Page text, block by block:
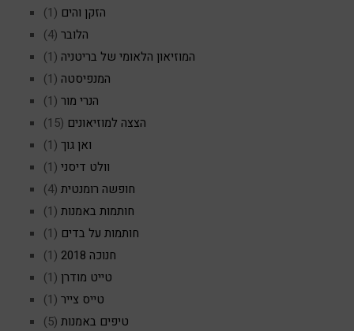
הזקן והים (1)
הלובר (4)
המוזיאון הלאומי של בריטניה (1)
המנפיסטה (1)
הנרי מור (1)
הצצה למוזיאונים (15)
ואן גוך (1)
וולט דיסני (1)
חופשה רומנטית (4)
חותמות באמנות (1)
חותמות על בדים (1)
חנוכה 2018
(1)
טייט מודרן (1)
טייס צייר (1)
טיפים באמנות (5)